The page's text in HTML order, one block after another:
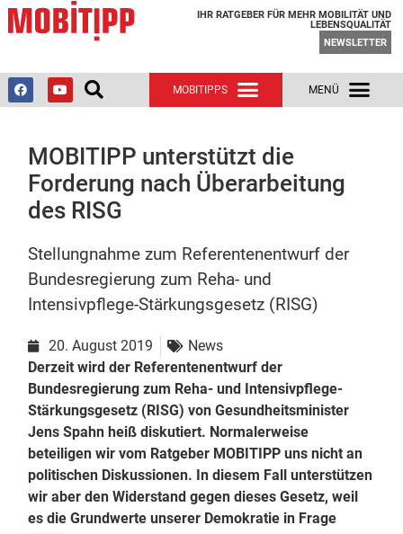
IHR RATGEBER FÜR MEHR MOBILITÄT UND
LEBENSQUALITÄT
NEWSLETTER
MOBITIPP unterstützt die
Forderung nach Überarbeitung
des RISG
Stellungnahme zum Referentenentwurf der
Bundesregierung zum Reha- und
Intensivpflege-Stärkungsgesetz (RISG)
20. August 2019
News
Derzeit wird der Referentenentwurf der
Bundesregierung zum Reha- und Intensivpflege-
Stärkungsgesetz (RISG) von Gesundheitsminister
Jens Spahn heiß diskutiert. Normalerweise
beteiligen wir vom Ratgeber MOBITIPP uns nicht an
politischen Diskussionen. In diesem Fall unterstützen
wir aber den Widerstand gegen dieses Gesetz, weil
es die Grundwerte unserer Demokratie in Frage